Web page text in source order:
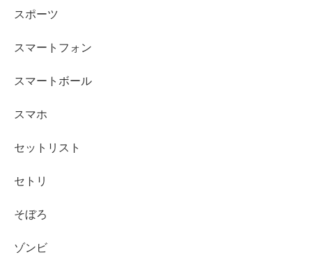
スポーツ
スマートフォン
スマートボール
スマホ
セットリスト
セトリ
そぼろ
ゾンビ